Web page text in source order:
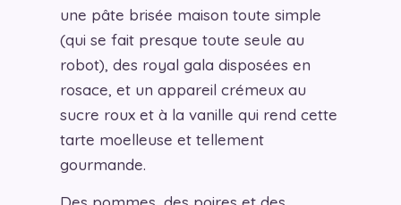
une pâte brisée maison toute simple
(qui se fait presque toute seule au
robot), des royal gala disposées en
rosace, et un appareil crémeux au
sucre roux et à la vanille qui rend cette
tarte moelleuse et tellement
gourmande.